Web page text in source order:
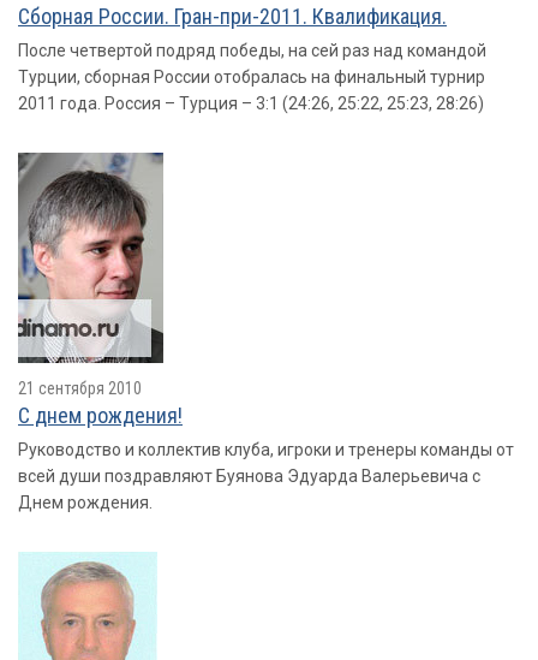
Сборная России. Гран-при-2011. Квалификация.
После четвертой подряд победы, на сей раз над командой
Турции, сборная России отобралась на финальный турнир
2011 года. Россия – Турция – 3:1 (24:26, 25:22, 25:23, 28:26)
21 сентября 2010
С днем рождения!
Руководство и коллектив клуба, игроки и тренеры команды от
всей души поздравляют Буянова Эдуарда Валерьевича с
Днем рождения.